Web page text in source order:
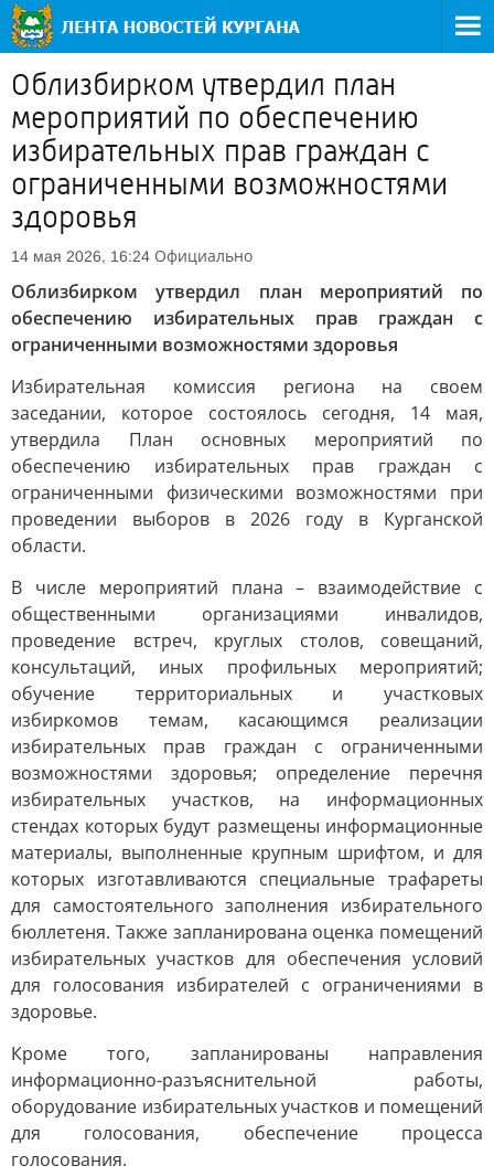
Облизбирком утвердил план
мероприятий по обеспечению
избирательных прав граждан с
ограниченными возможностями
здоровья
14 мая 2026, 16:24 Официально
Облизбирком утвердил план мероприятий по
обеспечению избирательных прав граждан с
ограниченными возможностями здоровья
Избирательная комиссия региона на своем
заседании, которое состоялось сегодня, 14 мая,
утвердила План основных мероприятий по
обеспечению избирательных прав граждан с
ограниченными физическими возможностями при
проведении выборов в 2026 году в Курганской
области.
В числе мероприятий плана – взаимодействие с
общественными организациями инвалидов,
проведение встреч, круглых столов, совещаний,
консультаций, иных профильных мероприятий;
обучение территориальных и участковых
избиркомов темам, касающимся реализации
избирательных прав граждан с ограниченными
возможностями здоровья; определение перечня
избирательных участков, на информационных
стендах которых будут размещены информационные
материалы, выполненные крупным шрифтом, и для
которых изготавливаются специальные трафареты
для самостоятельного заполнения избирательного
бюллетеня. Также запланирована оценка помещений
избирательных участков для обеспечения условий
для голосования избирателей с ограничениями в
здоровье.
Кроме того, запланированы направления
информационно-разъяснительной работы,
оборудование избирательных участков и помещений
для голосования, обеспечение процесса
голосования.